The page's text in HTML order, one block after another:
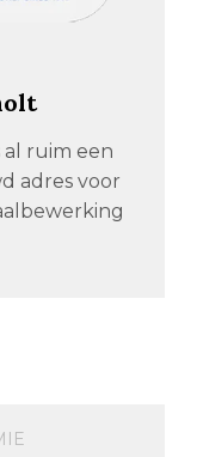
al ruim een
adres voor